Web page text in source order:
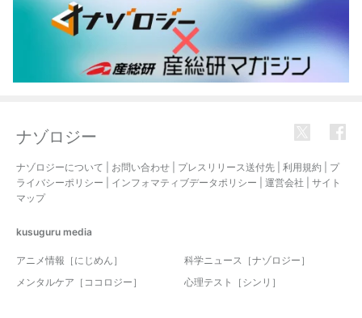
ナゾロジー
ナゾロジーについて お問い合わせ プレスリリース送付先 利用規約
プ
ライバシーポリシー
インフォマティブデータポリシー 運営会社
サイト
マップ
kusuguru media
アニメ情報［にじめん］
科学ニュース［ナゾロジー］
メンタルケア［ココロジー］
心理テスト［シンリ］